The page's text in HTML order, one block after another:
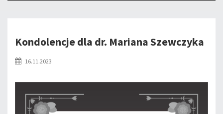
Kondolencje dla dr. Mariana Szewczyka
16.11.2023